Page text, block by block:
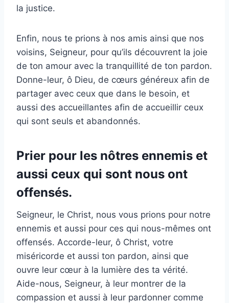
la justice.
Enfin, nous te prions à nos amis ainsi que nos
voisins, Seigneur, pour qu’ils découvrent la joie
de ton amour avec la tranquillité de ton pardon.
Donne-leur, ô Dieu, de cœurs généreux afin de
partager avec ceux que dans le besoin, et
aussi des accueillantes afin de accueillir ceux
qui sont seuls et abandonnés.
Prier pour les nôtres ennemis et
aussi ceux qui sont nous ont
offensés.
Seigneur, le Christ, nous vous prions pour notre
ennemis et aussi pour ces qui nous-mêmes ont
offensés. Accorde-leur, ô Christ, votre
miséricorde et aussi ton pardon, ainsi que
ouvre leur cœur à la lumière des ta vérité.
Aide-nous, Seigneur, à leur montrer de la
compassion et aussi à leur pardonner comme